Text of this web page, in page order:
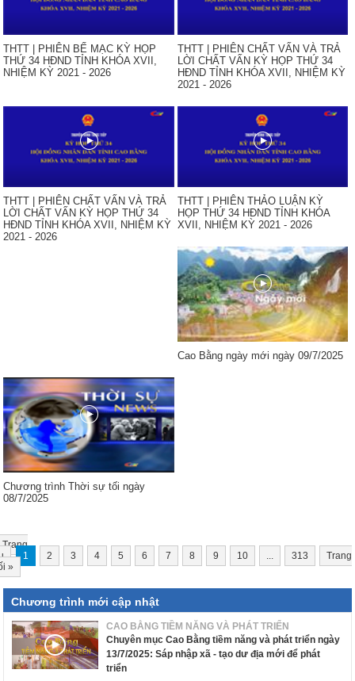
THTT | PHIÊN BẾ MẠC KỲ HỌP
THỨ 34 HĐND TỈNH KHÓA XVII,
NHIỆM KỲ 2021 - 2026
THTT | PHIÊN CHẤT VẤN VÀ TRẢ
LỜI CHẤT VẤN KỲ HỌP THỨ 34
HĐND TỈNH KHÓA XVII, NHIỆM KỲ
2021 - 2026
THTT | PHIÊN CHẤT VẤN VÀ TRẢ
LỜI CHẤT VẤN KỲ HỌP THỨ 34
HĐND TỈNH KHÓA XVII, NHIỆM KỲ
2021 - 2026
THTT | PHIÊN THẢO LUẬN KỲ
HỌP THỨ 34 HĐND TỈNH KHÓA
XVII, NHIỆM KỲ 2021 - 2026
Cao Bằng ngày mới ngày 09/7/2025
Chương trình Thời sự tối ngày
08/7/2025
Trang
1 2 3 4 5 6 7 8 9 10 313
Trang
»
Chương trình mới cập nhật
CAO BẰNG TIỀM NĂNG VÀ PHÁT TRIỂN
Chuyên mục Cao Bằng tiềm năng và phát triển ngày
13/7/2025: Sáp nhập xã - tạo dư địa mới để phát
triển